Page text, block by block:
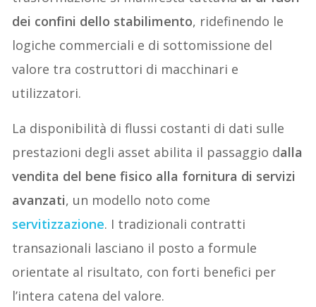
dei confini dello stabilimento, ridefinendo le
logiche commerciali e di sottomissione del
valore tra costruttori di macchinari e
utilizzatori.
La disponibilità di flussi costanti di dati sulle
prestazioni degli asset abilita il passaggio dalla
vendita del bene fisico alla fornitura di servizi
avanzati, un modello noto come
servitizzazione. I tradizionali contratti
transazionali lasciano il posto a formule
orientate al risultato, con forti benefici per
l’intera catena del valore.